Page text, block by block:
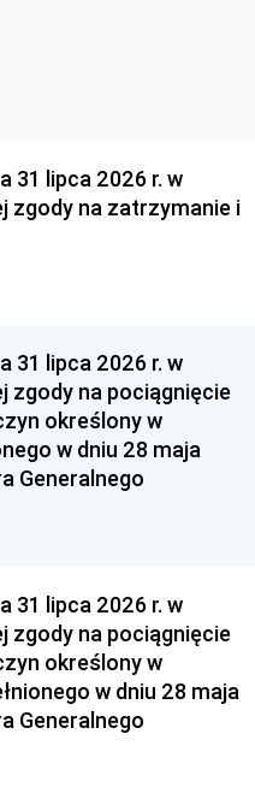
31 lipca 2026 r. w
zgody na zatrzymanie i
31 lipca 2026 r. w
zgody na pociągnięcie
określony w
w dniu 28 maja
Generalnego
31 lipca 2026 r. w
zgody na pociągnięcie
określony w
w dniu 28 maja
Generalnego